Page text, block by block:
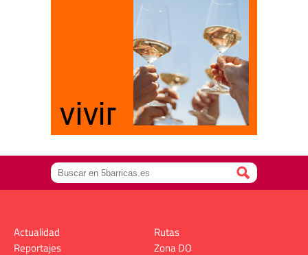
Actualidad
Reportajes
Rutas
Zona DO